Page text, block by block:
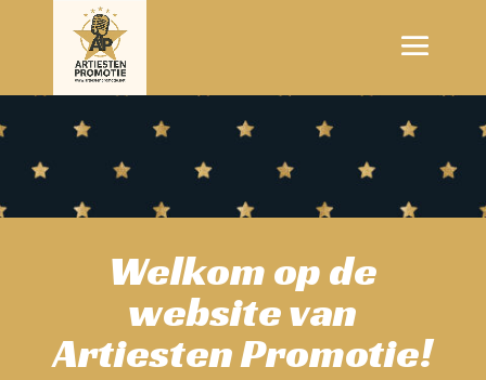
Welkom op de
website van
Artiesten Promotie!